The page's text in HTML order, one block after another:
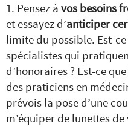
Pensez à vos besoins
et essayez d’anticiper
limite du possible. Est-
spécialistes qui
d’honoraires ? Est-ce
des praticiens en
prévois la pose d’une
m’équiper de lunettes